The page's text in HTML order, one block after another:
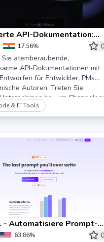
API-Dokumentation:
Innovieren |
17.56%
0
atemberaubende,
API-Dokumentationen mit
für Entwickler, PMs
Autoren. Treten Sie
bei, um
und die API-Adoption
erhöhen. Starten Sie heute
& IT Tools
- Automatisiere Prompt-
63.86%
0